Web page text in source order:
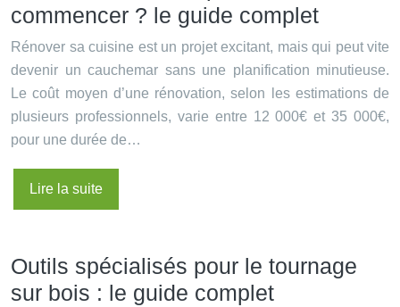
commencer ? le guide complet
Rénover sa cuisine est un projet excitant, mais qui peut vite
devenir un cauchemar sans une planification minutieuse.
Le coût moyen d’une rénovation, selon les estimations de
plusieurs professionnels, varie entre 12 000€ et 35 000€,
pour une durée de…
Lire la suite
Outils spécialisés pour le tournage
sur bois : le guide complet